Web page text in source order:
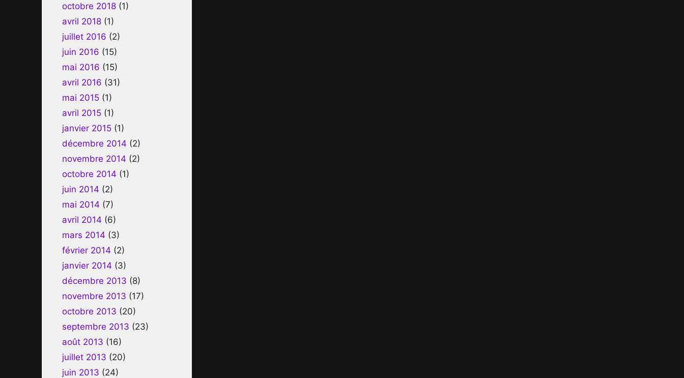
octobre 2018 (1)
avril 2018 (1)
juillet 2016 (2)
juin 2016 (15)
mai 2016 (15)
avril 2016 (31)
mai 2015 (1)
avril 2015 (1)
janvier 2015 (1)
décembre 2014 (2)
novembre 2014 (2)
octobre 2014 (1)
juin 2014 (2)
mai 2014 (7)
avril 2014 (6)
mars 2014 (3)
février 2014 (2)
janvier 2014 (3)
décembre 2013 (8)
novembre 2013 (17)
octobre 2013 (20)
septembre 2013 (23)
août 2013 (16)
juillet 2013 (20)
juin 2013 (24)